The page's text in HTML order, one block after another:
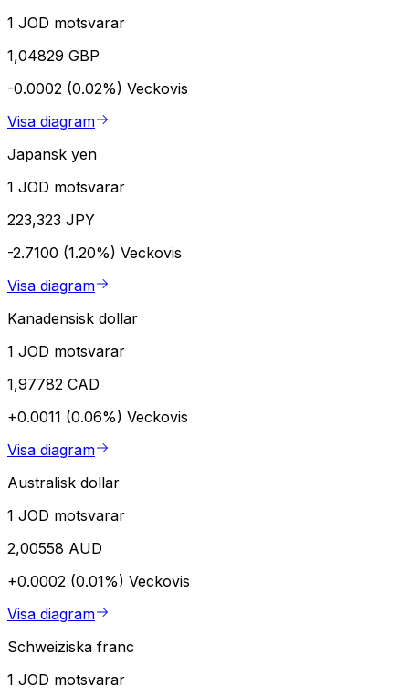
1 JOD motsvarar
1,04829 GBP
-0.0002 (0.02%) Veckovis
Visa diagram
Japansk yen
1 JOD motsvarar
223,323 JPY
-2.7100 (1.20%) Veckovis
Visa diagram
Kanadensisk dollar
1 JOD motsvarar
1,97782 CAD
+0.0011 (0.06%) Veckovis
Visa diagram
Australisk dollar
1 JOD motsvarar
2,00558 AUD
+0.0002 (0.01%) Veckovis
Visa diagram
Schweiziska franc
1 JOD motsvarar